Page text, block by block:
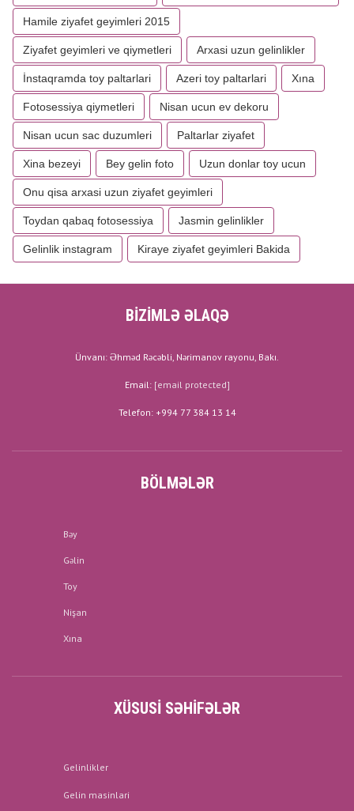
Hamile ziyafet geyimleri 2015
Ziyafet geyimleri ve qiymetleri Arxasi uzun gelinlikler
İnstaqramda toy paltarlari Azeri toy paltarlari Xına
Fotosessiya qiymetleri Nisan ucun ev dekoru
Nisan ucun sac duzumleri Paltarlar ziyafet
Xina bezeyi Bey gelin foto Uzun donlar toy ucun
Onu qisa arxasi uzun ziyafet geyimleri
Toydan qabaq fotosessiya Jasmin gelinlikler
Gelinlik instagram Kiraye ziyafet geyimleri Bakida
BİZİMLƏ ƏLAQƏ
Ünvanı: Əhməd Rəcəbli, Nərimanov rayonu, Bakı.
Email: [email protected]
Telefon: +994 77 384 13 14
BÖLMƏLƏR
Bəy
Gəlin
Toy
Nişan
Xına
XÜSUSI SƏHIFƏLƏR
Gelinlikler
Gelin masinlari